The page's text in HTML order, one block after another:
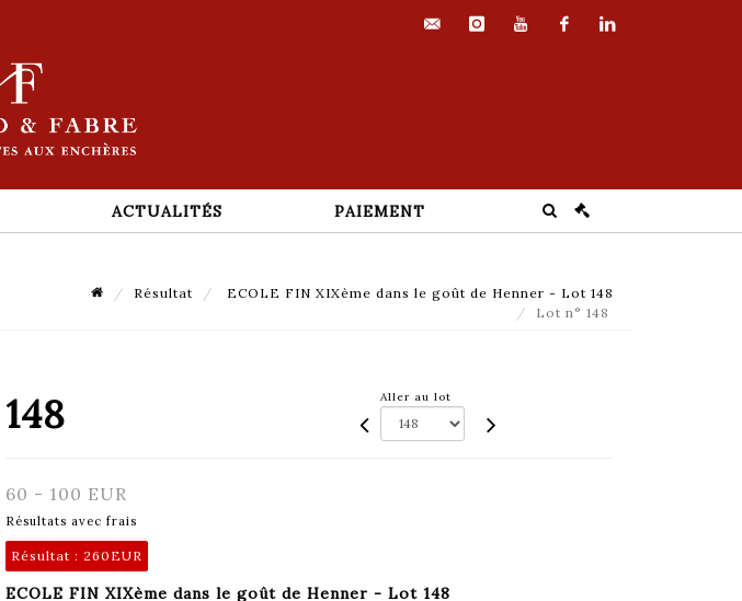
ACTUALITÉS PAIEMENT
Résultat
ECOLE FIN XIXème dans le goût de Henner - Lot 148
Lot n° 148
148 Aller au lot
60 - 100 EUR
Résultats avec frais
Résultat : 260EUR
ECOLE FIN XIXème dans le goût de Henner - Lot 148